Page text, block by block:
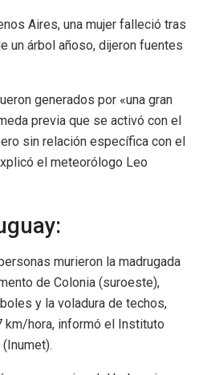
Aires, una mujer falleció tras
un árbol añoso, dijeron fuentes
generados por «una gran
previa que se activó con el
sin relación específica con el
el meteorólogo Leo
murieron la madrugada
de Colonia (suroeste),
y la voladura de techos,
hora, informó el Instituto